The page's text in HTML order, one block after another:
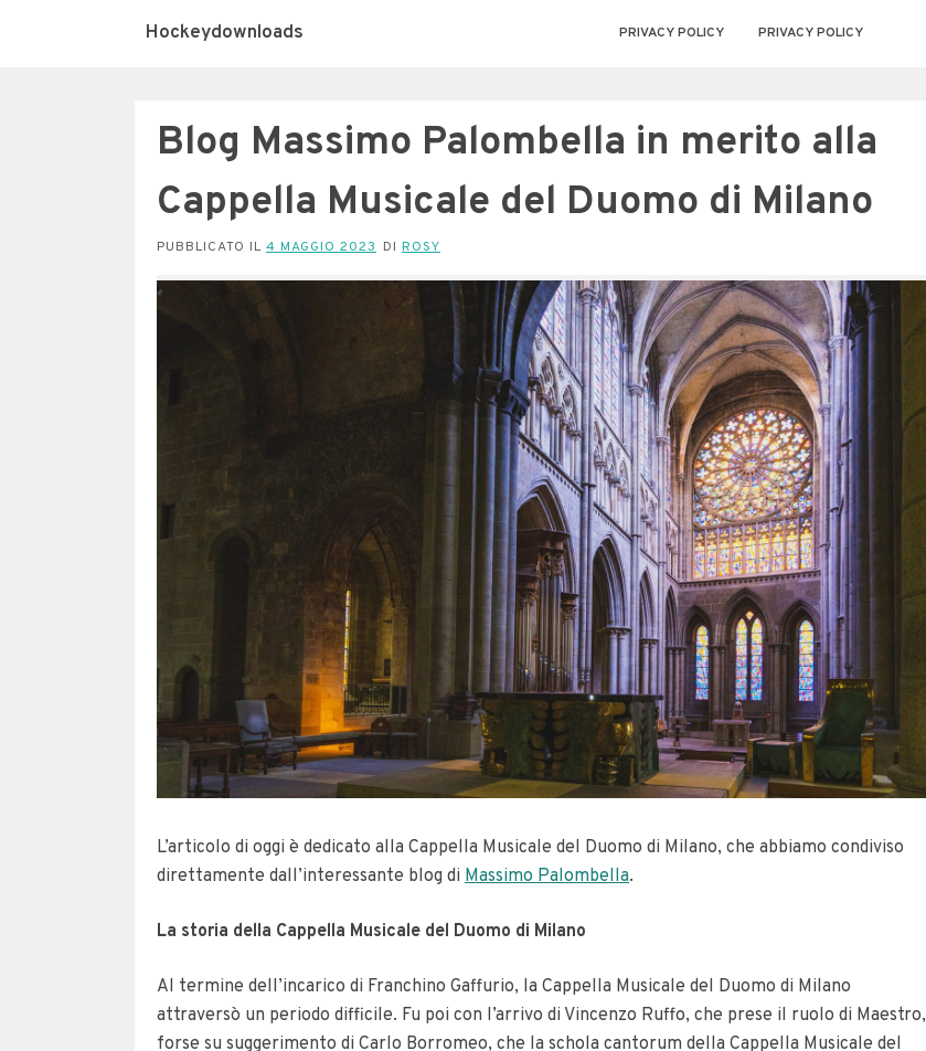
Hockeydownloads PRIVACY POLICY PRIVACY POLICY
Blog Massimo Palombella in merito alla
Cappella Musicale del Duomo di Milano
PUBBLICATO IL 4 MAGGIO 2023 DI ROSY
L’articolo di oggi è dedicato alla Cappella Musicale del Duomo di Milano, che abbiamo condiviso
direttamente dall’interessante blog di Massimo Palombella.
La storia della Cappella Musicale del Duomo di Milano
Al termine dell’incarico di Franchino Gaffurio, la Cappella Musicale del Duomo di Milano
attraversò un periodo difficile. Fu poi con l’arrivo di Vincenzo Ruffo, che prese il ruolo di Maestro,
forse su suggerimento di Carlo Borromeo, che la schola cantorum della Cappella Musicale del